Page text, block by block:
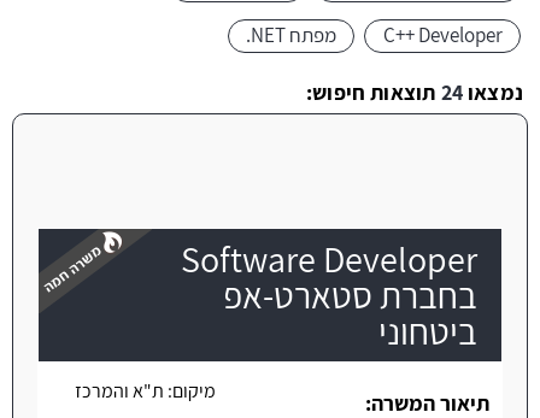
C++ Developer
מפתח NET.
נמצאו24 תוצאות חיפוש:
Software Developer
בחברת סטארט-אפ
ביטחוני
משרה חמה
מיקום: ת"א והמרכז
תיאור המשרה: